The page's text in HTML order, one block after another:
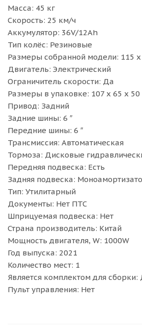
Масса: 45 кг
Скорость: 25 км/ч
Аккумулятор: 36V/12Ah
Тип колёс: Резиновые
Размеры собранной модели: 115
Двигатель: Электрический
Ограничитель скорости: Да
Размеры в упаковке: 107 х 65 х 50
Привод: Задний
Задние шины: 6 ″
Передние шины: 6 ″
Трансмиссия: Автоматическая
Тормоза: Дисковые
Передняя подвеска: Есть
Задняя подвеска:
Тип: Утилитарный
Документы: Нет ПТС
Шприцуемая подвеска: Нет
Страна производитель: Китай
Мощность двигателя, W: 1000W
Год выпуска: 2021
Количество мест: 1
Является комплектом для сборки:
Пульт управления: Нет